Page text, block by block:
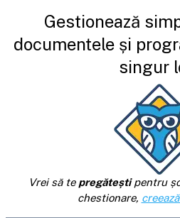
Gestionează
documentele și
singur
Vrei să te pregăteștipentru
chestionare,